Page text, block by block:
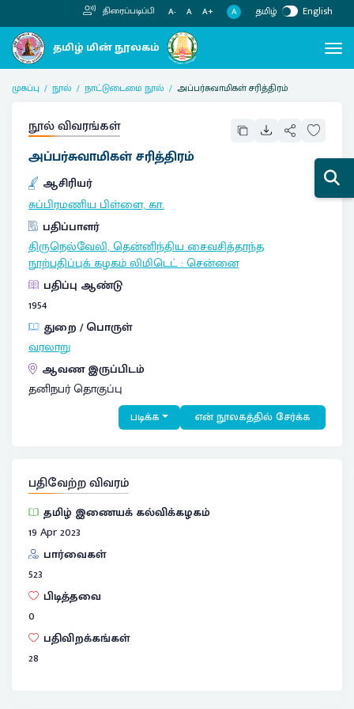
திரைப்படிப்பி A- A A+ A தமிழ் English
முகப்பு நூல் நாட்டுடைமை நூல் அப்பர்சுவாமிகள் சரித்திரம்
நூல் விவரங்கள்
அப்பர்சுவாமிகள் சரித்திரம்
ஆசிரியர்
சுப்பிரமணிய பிள்ளை, கா.
பதிப்பாளர்
திருநெல்வேலி, தென்னிந்திய சைவசித்தாந்த
நூற்பதிப்புக் கழகம் லிமிடெட்:சென்னை
பதிப்பு ஆண்டு
1954
துறை / பொருள்
வரலாறு
ஆவண இருப்பிடம்
தனிநபர் தொகுப்பு
படிக்க என் நூலகத்தில் சேர்க்க
பதிவேற்ற விவரம்
தமிழ் இணையக் கல்விக்கழகம்
19 Apr 2023
பார்வைகள்
523
பிடித்தவை
0
பதிவிறக்கங்கள்
28